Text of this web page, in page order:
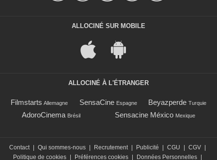
ALLOCINÉ SUR MOBILE
ALLOCINÉ À L'ÉTRANGER
Filmstarts Allemagne SensaCine Espagne Beyazperde Turquie
AdoroCinema Brésil Sensacine México Mexique
Contact Qui sommes-nous Recrutement Publicité CGU CGV
Politique de cookies
Préférences cookies Données Personnelles